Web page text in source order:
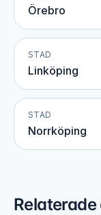
Örebro
STAD
Linköping
STAD
Norrköping